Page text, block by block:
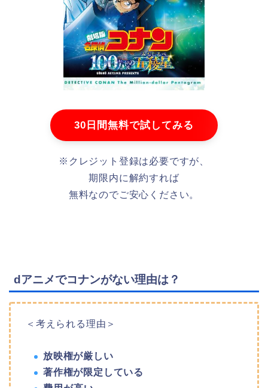
30日間無料で試してみる
※クレジット登録は必要ですが、
期限内に解約すれば
無料なのでご安心ください。
dアニメでコナンがない理由は？
＜考えられる理由＞
放映権が厳しい
著作権が限定している